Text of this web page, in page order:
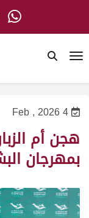
4 Feb , 2026
هجن أم
بمهرجان